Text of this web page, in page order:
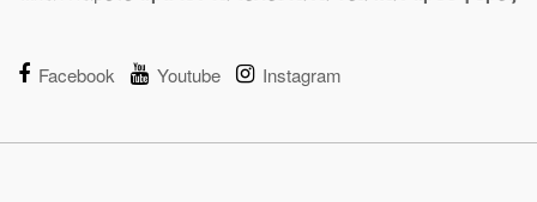
Facebook Youtube Instagram